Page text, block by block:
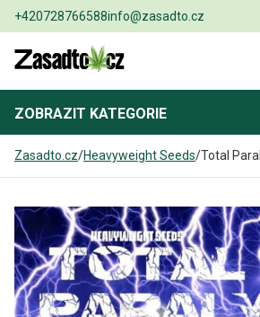
+420728766588info@zasadto.cz
ZOBRAZIT KATEGORIE
Zasadto.cz/Heavyweight Seeds/Total